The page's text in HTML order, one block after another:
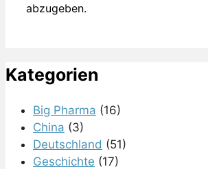
abzugeben.
Kategorien
Big Pharma (16)
China (3)
Deutschland (51)
Geschichte (17)